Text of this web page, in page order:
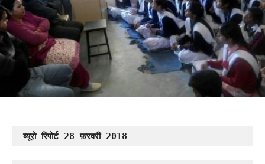
ब्यूरो रिपोर्ट 28 फ़रवरी 2018